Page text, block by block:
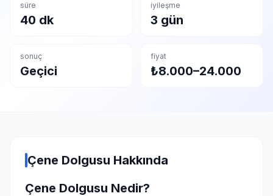
süre
40 dk
iyileşme
3 gün
sonuç
Geçici
fiyat
₺8.000–24.000
Çene Dolgusu Hakkında
Çene Dolgusu Nedir?